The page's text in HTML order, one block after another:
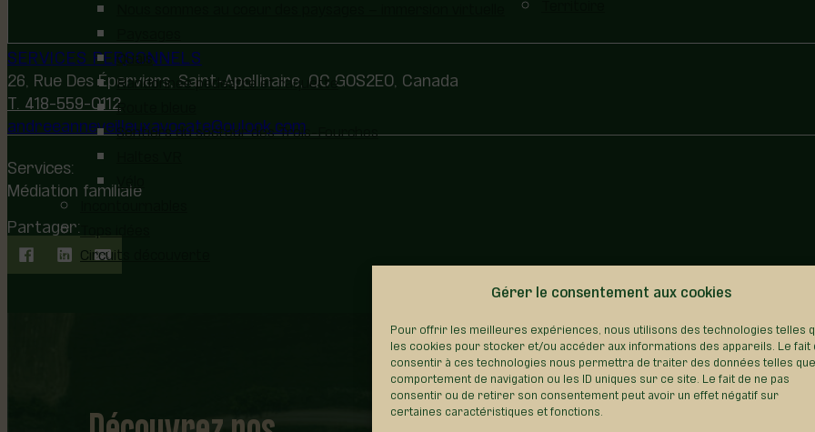
Gérer le consentement aux cookies
Pour offrir les meilleures expériences, nous utilisons des technologies telles
les cookies pour stocker et/ou accéder aux informations des appareils. Le fait
consentir à ces technologies nous permettra de traiter des données telles
comportement de navigation ou les ID uniques sur ce site. Le fait de ne pas
consentir ou de retirer son consentement peut avoir un effet négatif sur
certaines caractéristiques et fonctions.
Quais
Randonnée pédestre et raquette
Route bleue
Sentiers du secteur des Trois-Fourches
Circuits découverte
SERVICES PERSONNELS
26, Rue Des Éperviers, Saint-Apollinaire, QC G0S2E0, Canada
T. 418-559-0112
andreeanneveilleuxavocate@oulook.com
Services:
Médiation familiale
Partager:
REVENIR AU RÉPERTOIRE